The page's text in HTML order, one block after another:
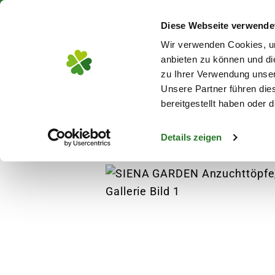
Diese Webseite
Wir verwenden Cookies,
anbieten zu können und
zu Ihrer Verwendung
Unsere Partner führen
bereitgestellt haben oder
Details zeigen
Blumen
Gartenausstattung SIENA